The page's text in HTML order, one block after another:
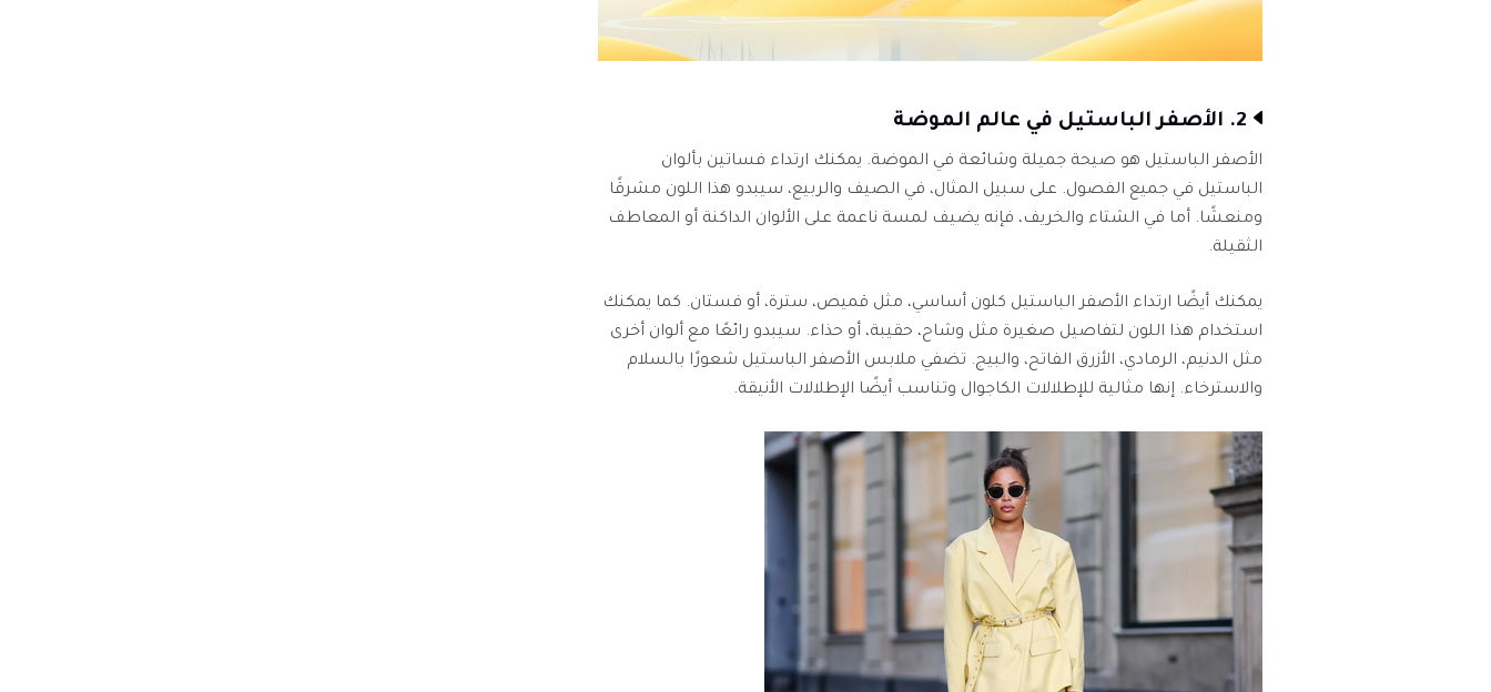
2. الأصفر الباستيل في عالم الموضة
الأصفر الباستيل هو صيحة جميلة وشائعة في الموضة. يمكنك ارتداء فساتين بألوان
الباستيل في جميع الفصول. على سبيل المثال، في الصيف والربيع، سيبدو هذا اللون مشرقًا
ومنعشًا. أما في الشتاء والخريف، فإنه يضيف لمسة ناعمة على الألوان الداكنة أو المعاطف
الثقيلة.
يمكنك أيضًا ارتداء الأصفر الباستيل كلون أساسي، مثل قميص، سترة، أو فستان. كما يمكنك
استخدام هذا اللون لتفاصيل صغيرة مثل وشاح، حقيبة، أو حذاء. سيبدو رائعًا مع ألوان أخرى
مثل الدنيم، الرمادي، الأزرق الفاتح، والبيج. تضفي ملابس الأصفر الباستيل شعورًا بالسلام
والاسترخاء. إنها مثالية للإطلالات الكاجوال وتناسب أيضًا الإطلالات الأنيقة.